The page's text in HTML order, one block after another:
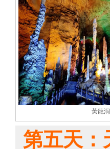
黃龍洞
第五天